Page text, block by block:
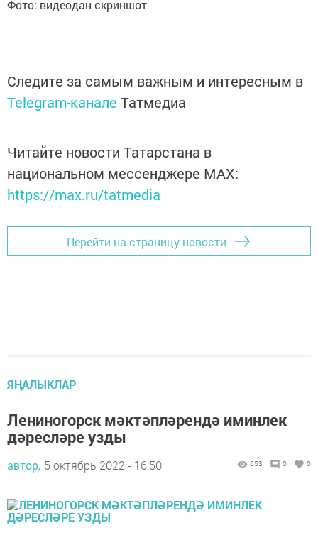
Фото: видеодан скриншот
Следите за самым важным и интересным в
Telegram-канале Татмедиа
Читайте новости Татарстана в
национальном мессенджере MАХ:
https://max.ru/tatmedia
Перейти на страницу новости
ЯҢАЛЫКЛАР
Лениногорск мәктәпләрендә иминлек
дәресләре узды
автор, 5 октябрь 2022 - 16:50 653 0 0